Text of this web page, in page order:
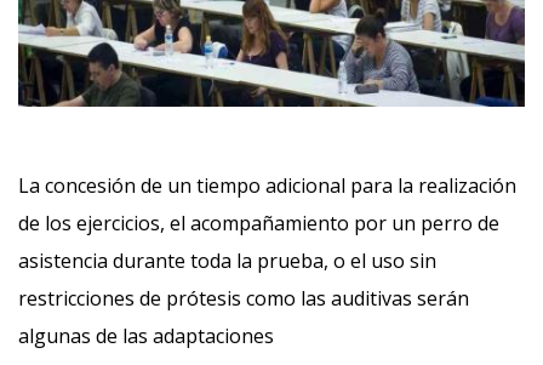
La concesión de un tiempo adicional para la realización
de los ejercicios, el acompañamiento por un perro de
asistencia durante toda la prueba, o el uso sin
restricciones de prótesis como las auditivas serán
algunas de las adaptaciones